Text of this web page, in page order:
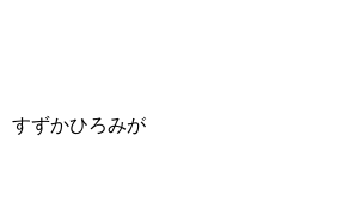
すずかひろみが